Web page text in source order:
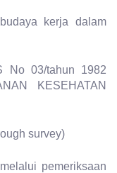
kerja dalam
No 03/tahun 1982
KESEHATAN
survey)
pemeriksaan